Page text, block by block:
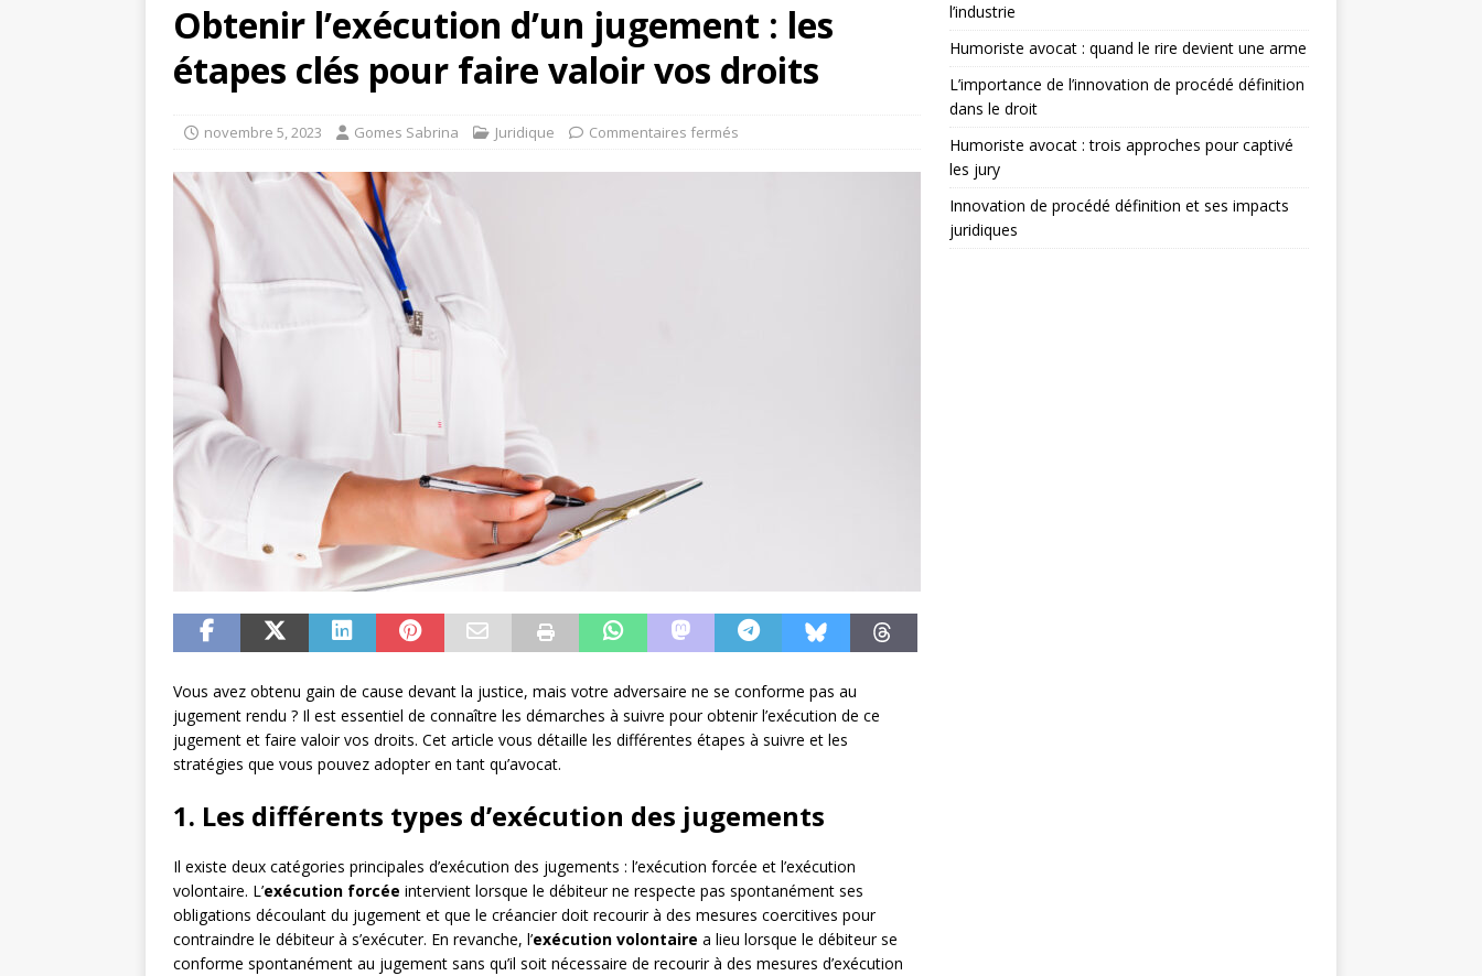
Obtenir l’exécution d’un jugement : les
étapes clés pour faire valoir vos droits
novembre 5, 2023 Gomes Sabrina Juridique Commentaires fermés
Vous avez obtenu gain de cause devant la justice, mais votre adversaire ne se conforme pas au
jugement rendu ? Il est essentiel de connaître les démarches à suivre pour obtenir l’exécution de ce
jugement et faire valoir vos droits. Cet article vous détaille les différentes étapes à suivre et les
stratégies que vous pouvez adopter en tant qu’avocat.
1. Les différents types d’exécution des jugements
Il existe deux catégories principales d’exécution des jugements : l’exécution forcée et l’exécution
volontaire. L’exécution forcée intervient lorsque le débiteur ne respecte pas spontanément ses
obligations découlant du jugement et que le créancier doit recourir à des mesures coercitives pour
contraindre le débiteur à s’exécuter. En revanche, l’exécution volontaire a lieu lorsque le débiteur se
conforme spontanément au jugement sans qu’il soit nécessaire de recourir à des mesures d’exécution
l’industrie
Humoriste avocat : quand le rire devient une arme
L’importance de l’innovation de procédé définition
dans le droit
Humoriste avocat : trois approches pour captivé
les jury
Innovation de procédé définition et ses impacts
juridiques